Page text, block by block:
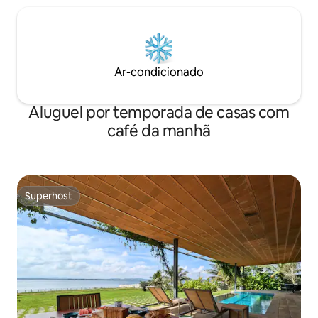
Ar-condicionado
Aluguel por temporada de casas com
café da manhã
Superhost
Superhost